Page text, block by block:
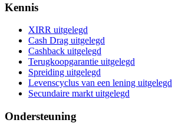
Kennis
XIRR uitgelegd
Cash Drag uitgelegd
Cashback uitgelegd
Terugkoopgarantie uitgelegd
Spreiding uitgelegd
Levenscyclus van een lening uitgelegd
Secundaire markt uitgelegd
Ondersteuning